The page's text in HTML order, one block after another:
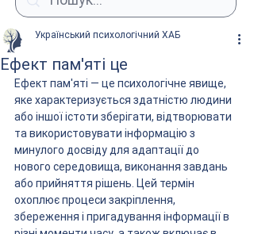
Ефект пам'яті це
Український психологічний ХАБ
Ефект пам'яті — це психологічне явище,
яке характеризується здатністю людини
або іншої істоти зберігати, відтворювати
та використовувати інформацію з
минулого досвіду для адаптації до
нового середовища, виконання завдань
або прийняття рішень. Цей термін
охоплює процеси закріплення,
збереження і пригадування інформації в